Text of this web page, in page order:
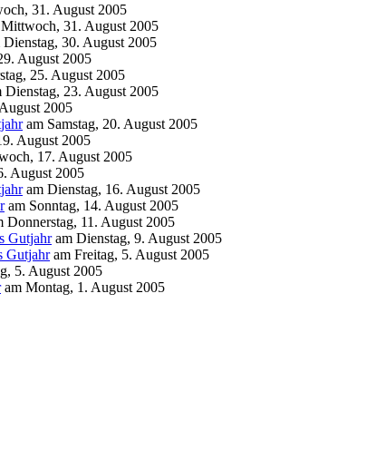
31. August 2005
Mittwoch, 31. August 2005
Dienstag, 30. August 2005
August 2005
25. August 2005
Dienstag, 23. August 2005
2005
am Samstag, 20. August 2005
August 2005
17. August 2005
August 2005
am Dienstag, 16. August 2005
am Sonntag, 14. August 2005
Donnerstag, 11. August 2005
Gutjahram Dienstag, 9. August 2005
Gutjahram Freitag, 5. August 2005
5. August 2005
am Montag, 1. August 2005